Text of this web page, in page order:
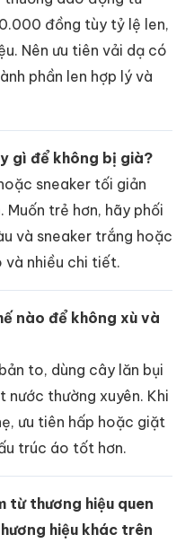
đồng tùy tỷ lệ len,
Nên ưu tiên vải dạ có
phần len hợp lý và
gì để không bị già?
sneaker tối giản
Muốn trẻ hơn, hãy phối
và sneaker trắng hoặc
và nhiều chi tiết.
nào để không xù và
to, dùng cây lăn bụi
nước thường xuyên. Khi
ưu tiên hấp hoặc giặt
trúc áo tốt hơn.
từ thương hiệu quen
hiệu khác trên